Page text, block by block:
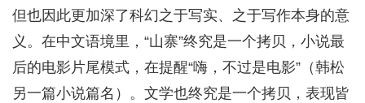
但也因此更加深了科幻之于写实、之于写作本身的意
义。在中文语境里，“山寨”终究是一个拷贝，小说最
后的电影片尾模式，在提醒“嗨，不过是电影”（韩松
另一篇小说篇名）。文学也终究是一个拷贝，表现皆